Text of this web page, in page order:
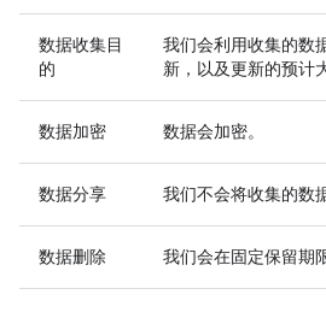
数据收集目
的
我们会利用收集的数
新，以及更新的预计
数据加密 数据会加密。
数据分享 我们不会将收集的数
数据删除 我们会在固定保留期